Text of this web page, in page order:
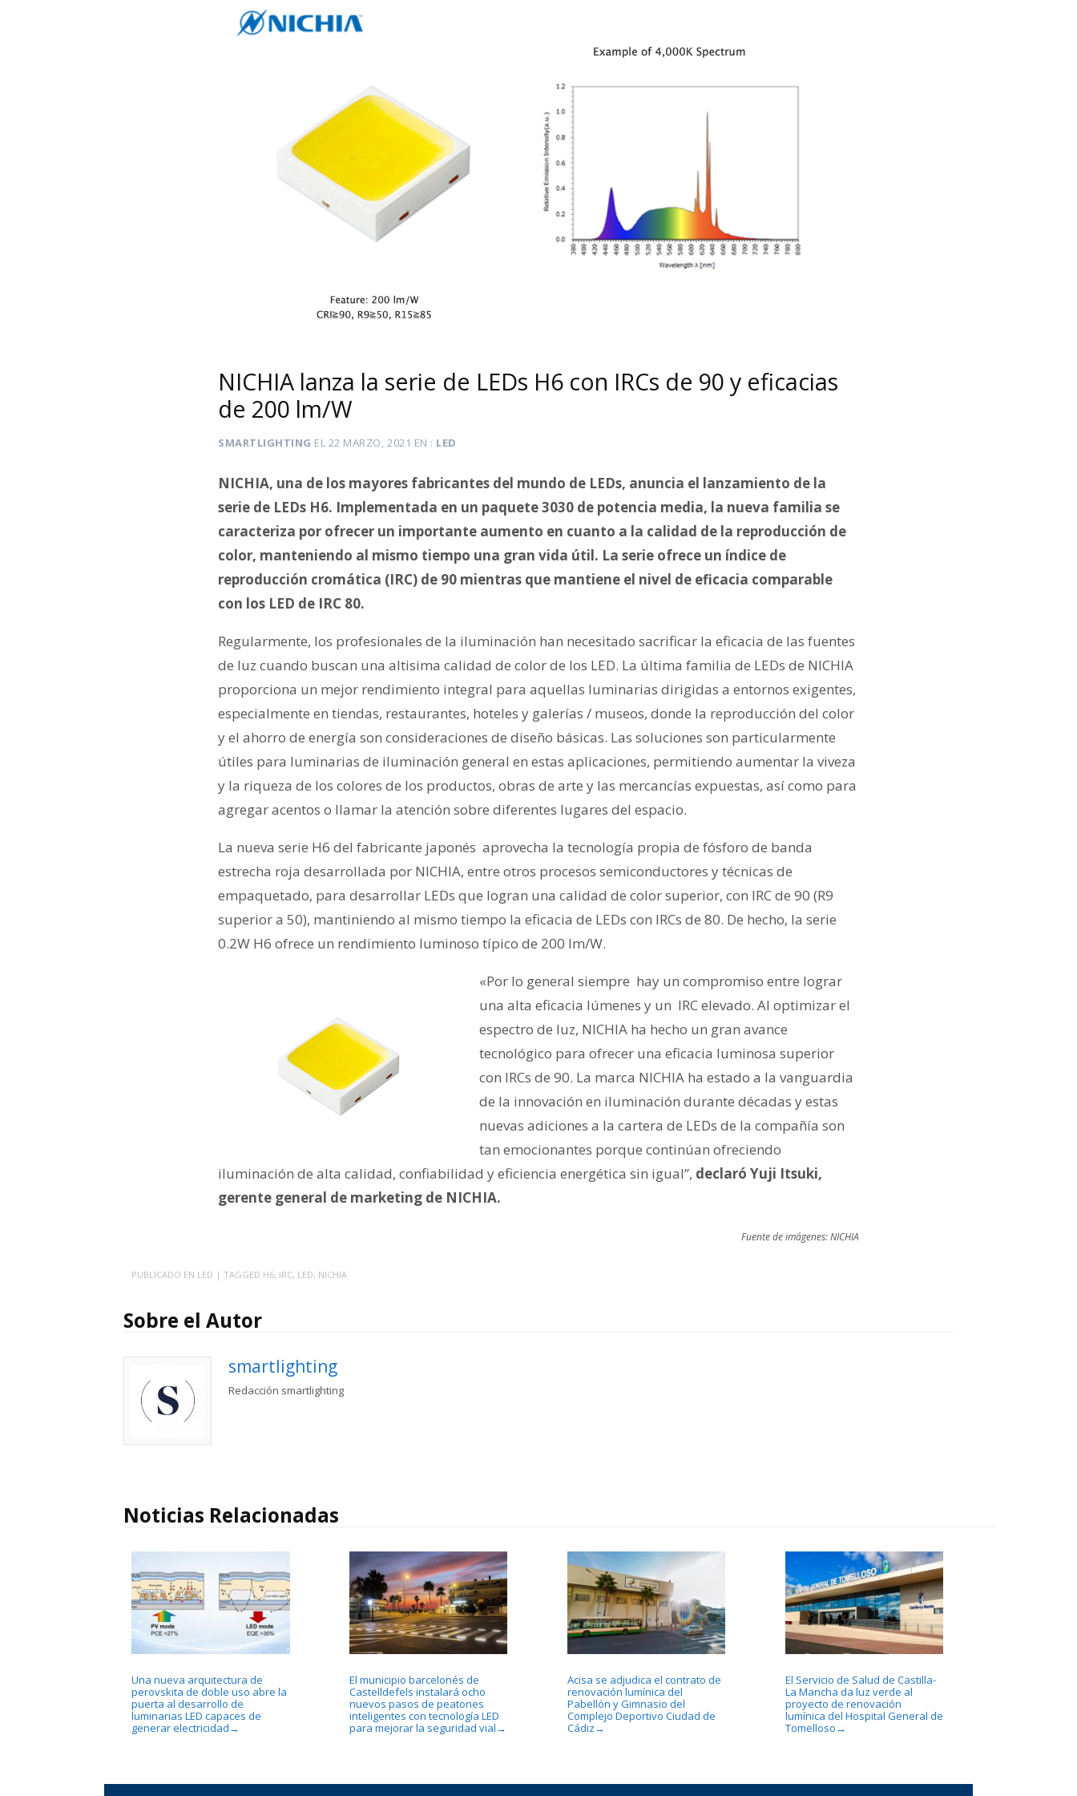
NICHIA lanza la serie de LEDs H6 con IRCs de 90 y eficacias
de 200 lm/W
SMARTLIGHTING EL 22 MARZO, 2021 EN LED
NICHIA, una de los mayores fabricantes del mundo de LEDs, anuncia el lanzamiento de la
serie de LEDs H6. Implementada en un paquete 3030 de potencia media, la nueva familia se
caracteriza por ofrecer un importante aumento en cuanto a la calidad de la reproducción de
color, manteniendo al mismo tiempo una gran vida útil. La serie ofrece un índice de
reproducción cromática (IRC) de 90 mientras que mantiene el nivel de eficacia comparable
con los LED de IRC 80.
Regularmente, los profesionales de la iluminación han necesitado sacrificar la eficacia de las fuentes
de luz cuando buscan una altisima calidad de color de los LED. La última familia de LEDs de NICHIA
proporciona un mejor rendimiento integral para aquellas luminarias dirigidas a entornos exigentes,
especialmente en tiendas, restaurantes, hoteles y galerías / museos, donde la reproducción del color
y el ahorro de energía son consideraciones de diseño básicas. Las soluciones son particularmente
útiles para luminarias de iluminación general en estas aplicaciones, permitiendo aumentar la viveza
y la riqueza de los colores de los productos, obras de arte y las mercancías expuestas, así como para
agregar acentos o llamar la atención sobre diferentes lugares del espacio.
La nueva serie H6 del fabricante japonés aprovecha la tecnología propia de fósforo de banda
estrecha roja desarrollada por NICHIA, entre otros procesos semiconductores y técnicas de
empaquetado, para desarrollar LEDs que logran una calidad de color superior, con IRC de 90 (R9
superior a 50), mantiniendo al mismo tiempo la eficacia de LEDs con IRCs de 80. De hecho, la serie
0.2W H6 ofrece un rendimiento luminoso típico de 200 lm/W.
«Por lo general siempre hay un compromiso entre lograr
una alta eficacia lúmenes y un IRC elevado. Al optimizar el
espectro de luz, NICHIA ha hecho un gran avance
tecnológico para ofrecer una eficacia luminosa superior
con IRCs de 90. La marca NICHIA ha estado a la vanguardia
de la innovación en iluminación durante décadas y estas
nuevas adiciones a la cartera de LEDs de la compañía son
tan emocionantes porque continúan ofreciendo
iluminación de alta calidad, confiabilidad y eficiencia energética sin igual”, declaró Yuji Itsuki,
gerente general de marketing de NICHIA.
Fuente de imágenes: NICHIA
PUBLICADO EN LED | TAGGED H6, IRC, LED, NICHIA
Sobre el Autor
smartlighting
Redacción smartlighting
Noticias Relacionadas
Una nueva arquitectura de
perovskita de doble uso abre la
puerta al desarrollo de
luminarias LED capaces de
generar electricidad →
El municipio barcelonés de
Castelldefels instalará ocho
nuevos pasos de peatones
inteligentes con tecnología LED
para mejorar la seguridad vial →
Acisa se adjudica el contrato de
renovación lumínica del
Pabellón y Gimnasio del
Complejo Deportivo Ciudad de
Cádiz →
El Servicio de Salud de Castilla-
La Mancha da luz verde al
proyecto de renovación
lumínica del Hospital General de
Tomelloso →